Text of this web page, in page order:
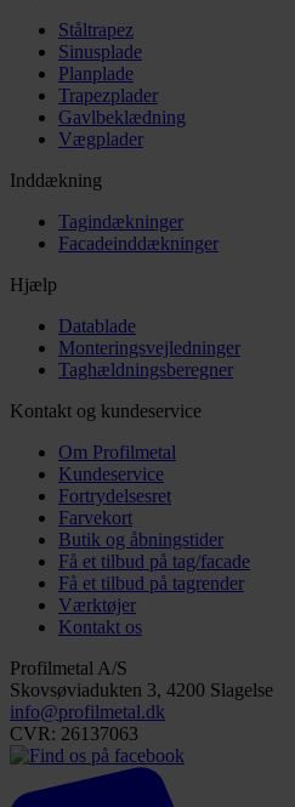
Ståltrapez
Sinusplade
Planplade
Trapezplader
Gavlbeklædning
Vægplader
Inddækning
Tagindækninger
Facadeinddækninger
Hjælp
Datablade
Monteringsvejledninger
Taghældningsberegner
Kontakt og kundeservice
Om Profilmetal
Kundeservice
Fortrydelsesret
Farvekort
Butik og åbningstider
Få et tilbud på tag/facade
Få et tilbud på tagrender
Værktøjer
Kontakt os
Profilmetal A/S
Skovsøviadukten 3, 4200 Slagelse
info@profilmetal.dk
CVR: 26137063